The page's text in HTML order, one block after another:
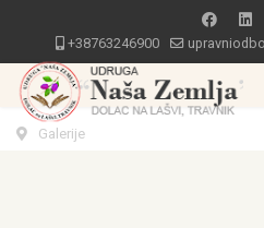
+38763246900
Galerije